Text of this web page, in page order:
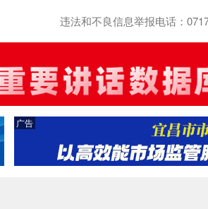
违法和不良信息举报电话：
广告